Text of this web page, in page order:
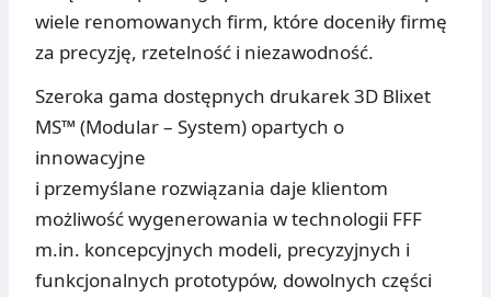
wiele renomowanych firm, które doceniły firmę
za precyzję, rzetelność i niezawodność.
Szeroka gama dostępnych drukarek 3D Blixet
MS™ (Modular – System) opartych o
innowacyjne
i przemyślane rozwiązania daje klientom
możliwość wygenerowania w technologii FFF
m.in. koncepcyjnych modeli, precyzyjnych i
funkcjonalnych prototypów, dowolnych części